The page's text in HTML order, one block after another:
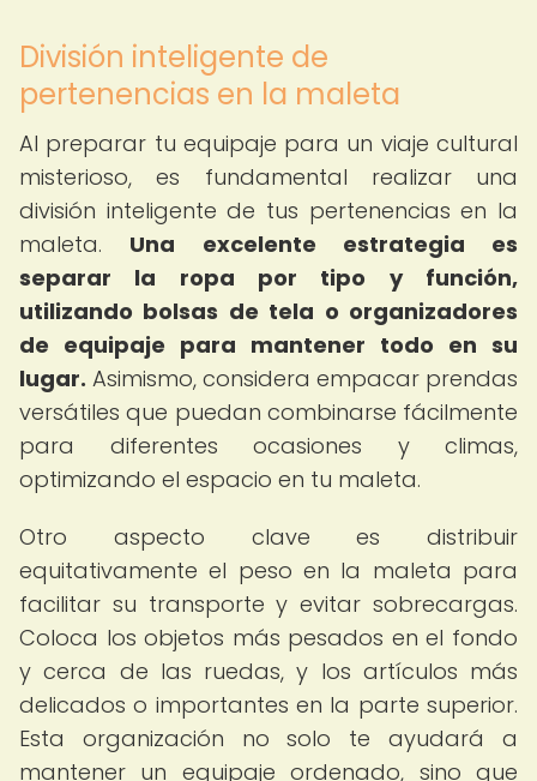
División inteligente de
pertenencias en la maleta
Al preparar tu equipaje para un viaje cultural
misterioso, es fundamental realizar una
división inteligente de tus pertenencias en la
maleta. Una excelente estrategia es
separar la ropa por tipo y función,
utilizando bolsas de tela o organizadores
de equipaje para mantener todo en su
lugar. Asimismo, considera empacar prendas
versátiles que puedan combinarse fácilmente
para diferentes ocasiones y climas,
optimizando el espacio en tu maleta.
Otro aspecto clave es distribuir
equitativamente el peso en la maleta para
facilitar su transporte y evitar sobrecargas.
Coloca los objetos más pesados en el fondo
y cerca de las ruedas, y los artículos más
delicados o importantes en la parte superior.
Esta organización no solo te ayudará a
mantener un equipaje ordenado, sino que